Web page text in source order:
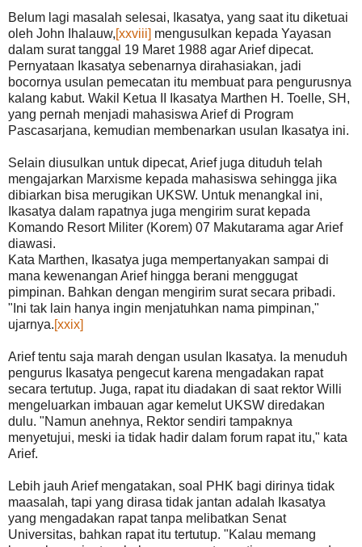
Belum lagi masalah selesai, Ikasatya, yang saat itu diketuai
oleh John Ihalauw,[xxviii] mengusulkan kepada Yayasan
dalam surat tanggal 19 Maret 1988 agar Arief dipecat.
Pernyataan Ikasatya sebenarnya dirahasiakan, jadi
bocornya usulan pemecatan itu membuat para pengurusnya
kalang kabut. Wakil Ketua II Ikasatya Marthen H. Toelle, SH,
yang pernah menjadi mahasiswa Arief di Program
Pascasarjana, kemudian membenarkan usulan Ikasatya ini.
Selain diusulkan untuk dipecat, Arief juga dituduh telah
mengajarkan Marxisme kepada mahasiswa sehingga jika
dibiarkan bisa merugikan UKSW. Untuk menangkal ini,
Ikasatya dalam rapatnya juga mengirim surat kepada
Komando Resort Militer (Korem) 07 Makutarama agar Arief
diawasi.
Kata Marthen, Ikasatya juga mempertanyakan sampai di
mana kewenangan Arief hingga berani menggugat
pimpinan. Bahkan dengan mengirim surat secara pribadi.
"Ini tak lain hanya ingin menjatuhkan nama pimpinan,"
ujarnya.[xxix]
Arief tentu saja marah dengan usulan Ikasatya. Ia menuduh
pengurus Ikasatya pengecut karena mengadakan rapat
secara tertutup. Juga, rapat itu diadakan di saat rektor Willi
mengeluarkan imbauan agar kemelut UKSW diredakan
dulu. "Namun anehnya, Rektor sendiri tampaknya
menyetujui, meski ia tidak hadir dalam forum rapat itu," kata
Arief.
Lebih jauh Arief mengatakan, soal PHK bagi dirinya tidak
maasalah, tapi yang dirasa tidak jantan adalah Ikasatya
yang mengadakan rapat tanpa melibatkan Senat
Universitas, bahkan rapat itu tertutup. "Kalau memang